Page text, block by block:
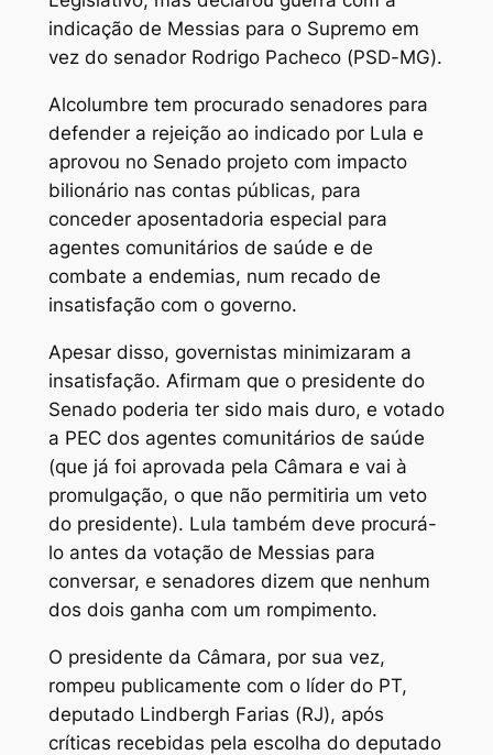
indicação de Messias para o Supremo em
vez do senador Rodrigo Pacheco (PSD-MG).
Alcolumbre tem procurado senadores para
defender a rejeição ao indicado por Lula e
aprovou no Senado projeto com impacto
bilionário nas contas públicas, para
conceder aposentadoria especial para
agentes comunitários de saúde e de
combate a endemias, num recado de
insatisfação com o governo.
Apesar disso, governistas minimizaram a
insatisfação. Afirmam que o presidente do
Senado poderia ter sido mais duro, e votado
a PEC dos agentes comunitários de saúde
(que já foi aprovada pela Câmara e vai à
promulgação, o que não permitiria um veto
do presidente). Lula também deve procurá-
lo antes da votação de Messias para
conversar, e senadores dizem que nenhum
dos dois ganha com um rompimento.
O presidente da Câmara, por sua vez,
rompeu publicamente com o líder do PT,
deputado Lindbergh Farias (RJ), após
críticas recebidas pela escolha do deputado